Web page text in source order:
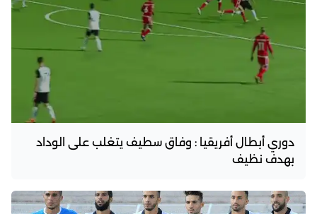
دوري أبطال أفريقيا : وفاق سطيف يتغلب على الوداد
بهدف نظيف